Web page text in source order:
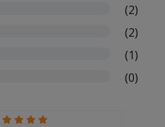
(2)
(2)
(1)
(0)